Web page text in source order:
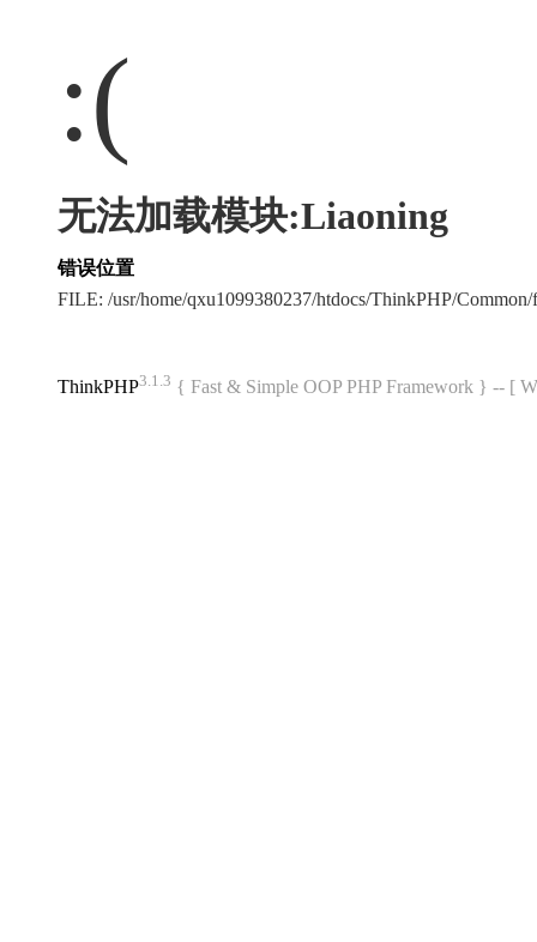
:(
无法加载模块:Liaoning
错误位置
FILE: /usr/home/qxu1099380237/htdocs/ThinkPHP/
ThinkPHP3.1.3 { Fast & Simple OOP PHP Framework } -- [